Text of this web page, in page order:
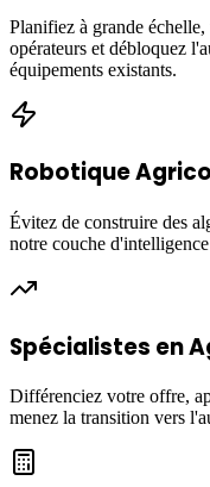
Planifiez à grande échelle,
opérateurs et débloquez
équipements existants.
Robotique
Évitez de construire des
notre couche
Spécialistes en
Différenciez votre offre,
menez la transition vers